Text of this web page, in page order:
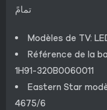
تمامً
Modèles de TV:
Référence de la
1H91-320B0060011
Eastern Star
4675/6